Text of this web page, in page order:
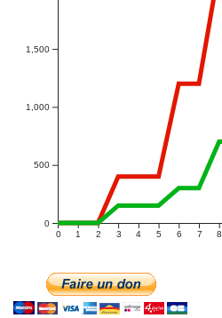
0 1 2 3 4 5 6 7 8
0
500
1,000
1,500